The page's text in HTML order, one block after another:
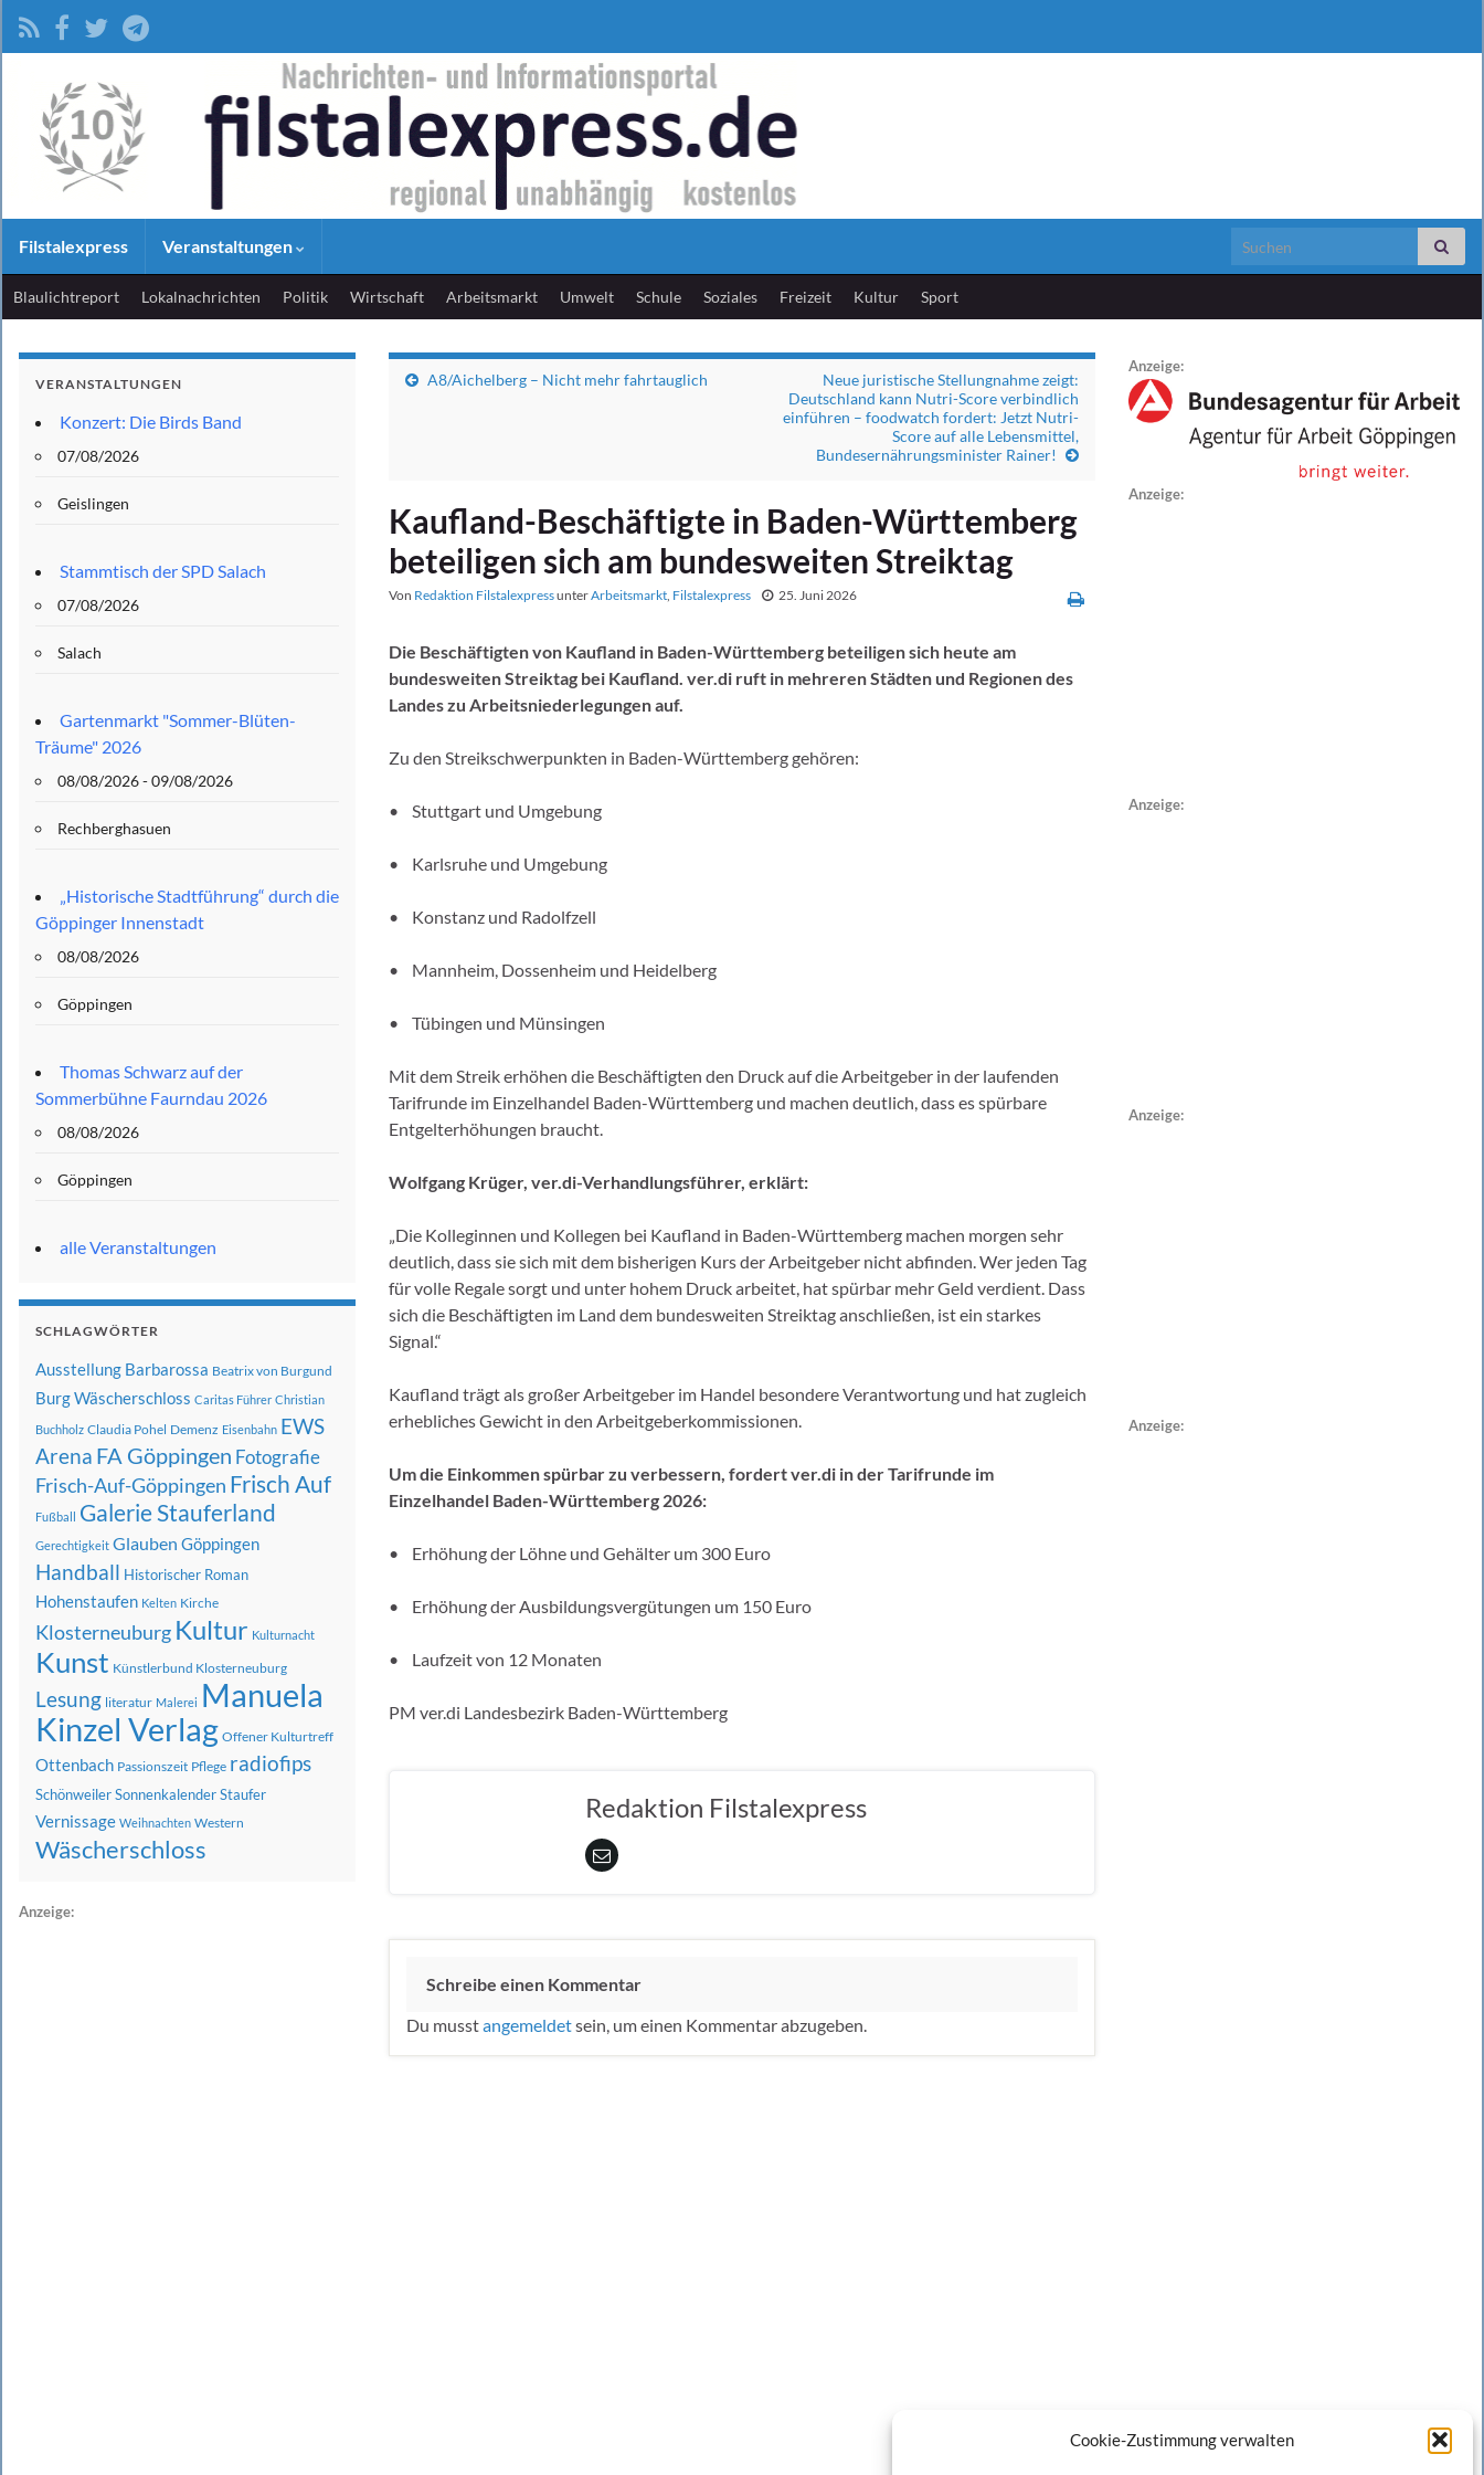
Cookie-Zustimmung verwalten
Filstalexpress Veranstaltungen Search for:
Blaulichtreport Lokalnachrichten Politik Wirtschaft Arbeitsmarkt Umwelt Schule Soziales Freizeit Kultur Sport
A8/Aichelberg – Nicht mehr fahrtauglich
Neue juristische Stellungnahme zeigt:
Deutschland kann Nutri-Score verbindlich
einführen – foodwatch fordert: Jetzt Nutri-
Score auf alle Lebensmittel,
Bundesernährungsminister Rainer!
Kaufland-Beschäftigte in Baden-Württemberg
beteiligen sich am bundesweiten Streiktag
Von Redaktion FilstalexpressunterArbeitsmarkt, Filstalexpress 25. Juni 2026
Die Beschäftigten von Kaufland in Baden-Württemberg beteiligen sich heute am
bundesweiten Streiktag bei Kaufland. ver.di ruft in mehreren Städten und Regionen des
Landes zu Arbeitsniederlegungen auf.
Zu den Streikschwerpunkten in Baden-Württemberg gehören:
• Stuttgart und Umgebung
• Karlsruhe und Umgebung
• Konstanz und Radolfzell
• Mannheim, Dossenheim und Heidelberg
• Tübingen und Münsingen
Mit dem Streik erhöhen die Beschäftigten den Druck auf die Arbeitgeber in der laufenden
Tarifrunde im Einzelhandel Baden-Württemberg und machen deutlich, dass es spürbare
Entgelterhöhungen braucht.
Wolfgang Krüger, ver.di-Verhandlungsführer, erklärt:
„Die Kolleginnen und Kollegen bei Kaufland in Baden-Württemberg machen morgen sehr
deutlich, dass sie sich mit dem bisherigen Kurs der Arbeitgeber nicht abfinden. Wer jeden Tag
für volle Regale sorgt und unter hohem Druck arbeitet, hat spürbar mehr Geld verdient. Dass
sich die Beschäftigten im Land dem bundesweiten Streiktag anschließen, ist ein starkes
Signal.“
Kaufland trägt als großer Arbeitgeber im Handel besondere Verantwortung und hat zugleich
erhebliches Gewicht in den Arbeitgeberkommissionen.
Um die Einkommen spürbar zu verbessern, fordert ver.di in der Tarifrunde im
Einzelhandel Baden-Württemberg 2026:
• Erhöhung der Löhne und Gehälter um 300 Euro
• Erhöhung der Ausbildungsvergütungen um 150 Euro
• Laufzeit von 12 Monaten
PM ver.di Landesbezirk Baden-Württemberg
Redaktion Filstalexpress
Schreibe einen Kommentar
Du musstangemeldetsein, um einen Kommentar abzugeben.
VERANSTALTUNGEN
Konzert: Die Birds Band
07/08/2026
Geislingen
Stammtisch der SPD Salach
07/08/2026
Salach
Gartenmarkt "Sommer-Blüten-
Träume" 2026
08/08/2026 - 09/08/2026
Rechberghasuen
„Historische Stadtführung“ durch die
Göppinger Innenstadt
08/08/2026
Göppingen
Thomas Schwarz auf der
Sommerbühne Faurndau 2026
08/08/2026
Göppingen
alle Veranstaltungen
SCHLAGWÖRTER
Ausstellung Barbarossa Beatrix von Burgund
Burg Wäscherschloss Caritas Führer Christian
Buchholz Claudia Pohel Demenz Eisenbahn EWS
Arena FA Göppingen Fotografie
Frisch-Auf-Göppingen Frisch Auf
Fußball Galerie Stauferland
Gerechtigkeit Glauben Göppingen
Handball Historischer Roman
Hohenstaufen Kelten Kirche
Klosterneuburg Kultur Kulturnacht
Kunst Künstlerbund Klosterneuburg
Lesung literatur Malerei Manuela
Kinzel Verlag Offener Kulturtreff
Ottenbach Passionszeit Pflege radiofips
SchönweilerSonnenkalenderStaufer
Vernissage Weihnachten Western
Wäscherschloss
Anzeige:
Anzeige:
Anzeige:
Anzeige:
Anzeige:
Anzeige: